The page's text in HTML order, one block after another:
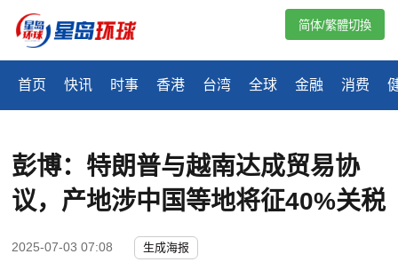
首页 快讯 时事 香港 台湾 全球 金融 消费
简体/繁體切換
彭博：特朗普与越南达成贸易协
议，产地涉中国等地将征40%关税
2025-07-03 07:08 生成海报